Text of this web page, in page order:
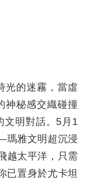
的迷霧，當虛
神秘感交織碰撞
明對話。5月1
瑪雅文明超沉浸
越太平洋，只需
置身於尤卡坦